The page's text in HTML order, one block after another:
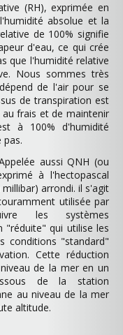
(RH), exprimée en
absolue et la
de 100% signifie
d'eau, ce qui crée
que l'humidité relative
Nous sommes très
de l'air pour se
de transpiration est
frais et de maintenir
à 100% d'humidité
pas.
aussi QNH (ou
à l'hectopascal
arrondi. il s'agit
utilisée par
les systèmes
"réduite" qui utilise les
conditions "standard"
Cette réduction
de la mer en un
de la station
au niveau de la mer
altitude.